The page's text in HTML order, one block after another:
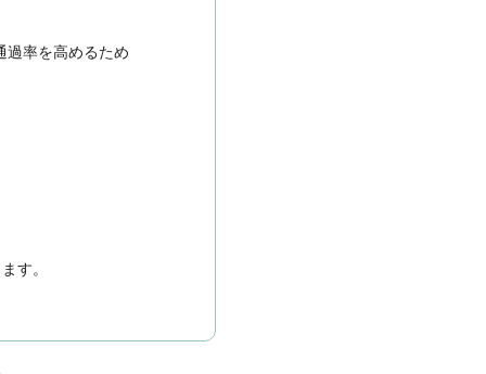
過率を高めるため
す。